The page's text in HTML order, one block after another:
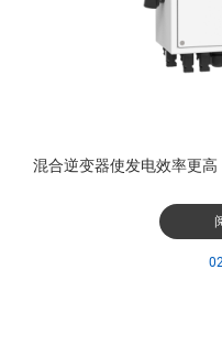
混合逆变器使发电效率更高